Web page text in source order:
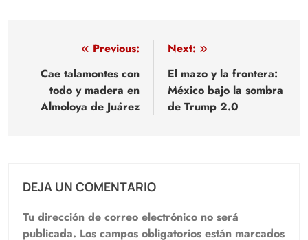
Navegación
de
entradas
Previous:
Cae talamontes con
todo y madera en
Almoloya de Juárez
Next:
El mazo y la frontera:
México bajo la sombra
de Trump 2.0
DEJA UN COMENTARIO
Tu dirección de correo electrónico no será
publicada. Los campos obligatorios están marcados